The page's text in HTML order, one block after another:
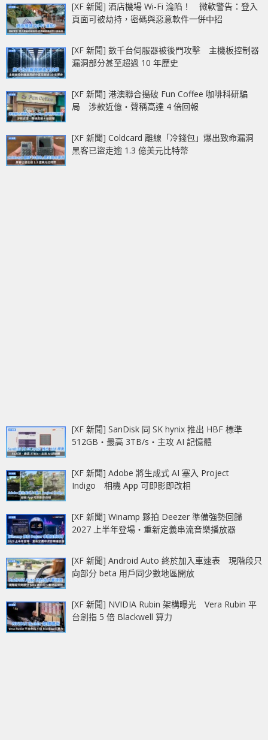
[XF 新聞] 酒店機場 Wi-Fi 淪陷！ 微軟警告：登入
頁面可被劫持，密碼與惡意軟件一併中招
[XF 新聞] 數千台伺服器被後門攻擊 主機板控制器
漏洞部分甚至超過 10 年歷史
[XF 新聞] 港澳聯合搗破 Fun Coffee 咖啡科研騙
局 涉款近億‧聲稱高達 4 倍回報
[XF 新聞] Coldcard 離線「冷錢包」爆出致命漏洞
黑客已盜走逾 1.3 億美元比特幣
[XF 新聞] SanDisk 同 SK hynix 推出 HBF 標準
512GB‧最高 3TB/s‧主攻 AI 記憶體
[XF 新聞] Adobe 將生成式 AI 塞入 Project
Indigo 相機 App 可即影即改相
[XF 新聞] Winamp 夥拍 Deezer 準備強勢回歸
2027 上半年登場‧重新定義串流音樂播放器
[XF 新聞] Android Auto 終於加入車速表 現階段只
向部分 beta 用戶同少數地區開放
[XF 新聞] NVIDIA Rubin 架構曝光 Vera Rubin 平
台劍指 5 倍 Blackwell 算力